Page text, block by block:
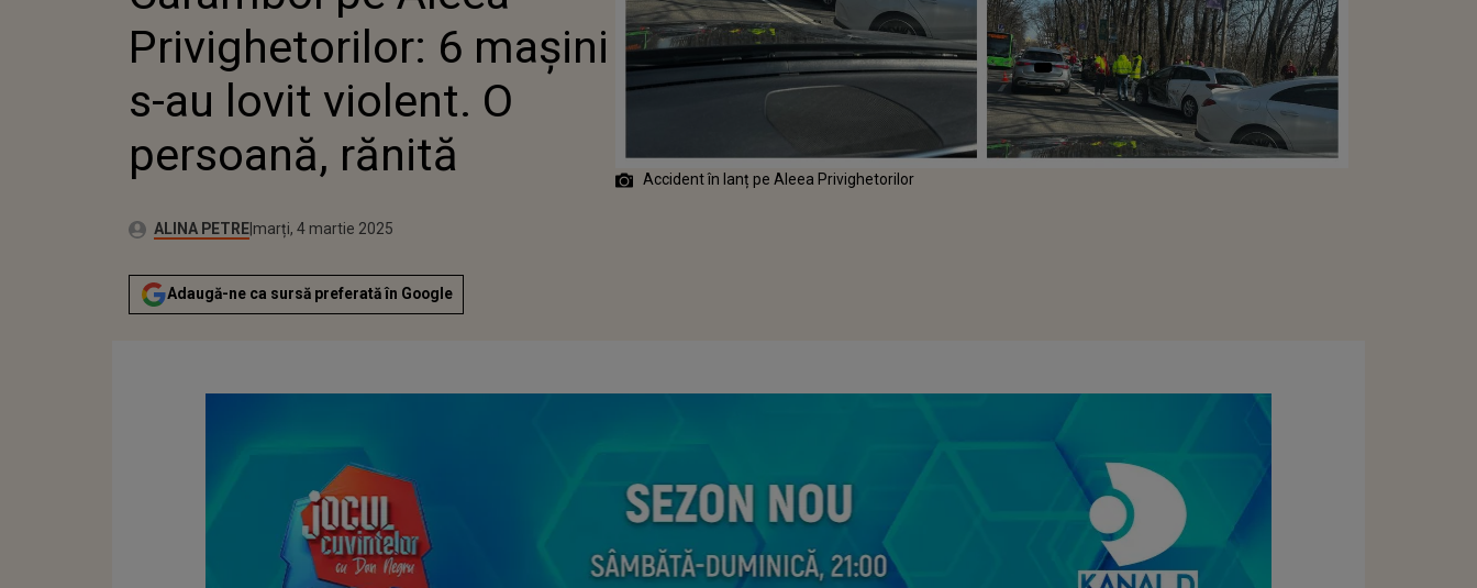
VIOLENT. O PERSOANĂ,
RĂNITĂ
Privighetorilor: 6 mașini
s-au lovit violent. O
persoană, rănită
Autor:ALINA PETREPublicat:
marți, 4 martie 2025
Actualizat:
marți, 4 martie 2025
Adaugă-ne ca sursă preferată în Google
Accident în lanț pe Aleea Privighetorilor